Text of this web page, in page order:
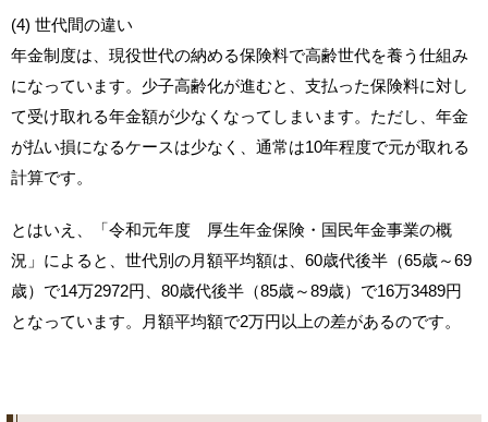
(4) 世代間の違い
年金制度は、現役世代の納める保険料で高齢世代を養う仕組み
になっています。少子高齢化が進むと、支払った保険料に対し
て受け取れる年金額が少なくなってしまいます。ただし、年金
が払い損になるケースは少なく、通常は10年程度で元が取れる
計算です。
とはいえ、「令和元年度 厚生年金保険・国民年金事業の概
況」によると、世代別の月額平均額は、60歳代後半（65歳～69
歳）で14万2972円、80歳代後半（85歳～89歳）で16万3489円
となっています。月額平均額で2万円以上の差があるのです。